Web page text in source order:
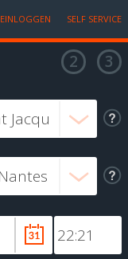
EINLOGGEN SELF SERVICE